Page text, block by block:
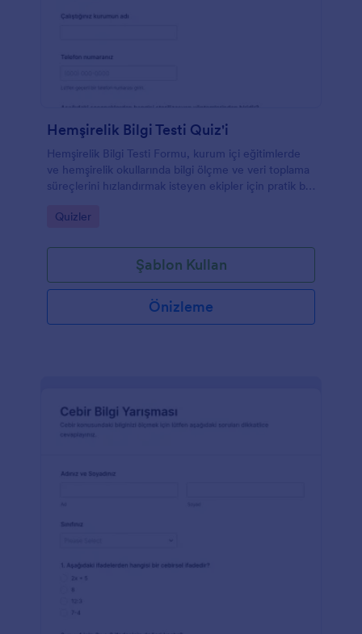
Hemşirelik Bilgi Testi Quiz'i
Hemşirelik Bilgi Testi Formu, kurum içi eğitimlerde
ve hemşirelik okullarında bilgi ölçme ve veri toplama
süreçlerini hızlandırmak isteyen ekipler için pratik bir
Go to Category:
Quizler
Şablon Kullan
Önizleme